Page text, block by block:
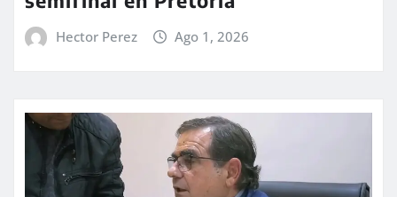
Hector Perez Ago 1, 2026